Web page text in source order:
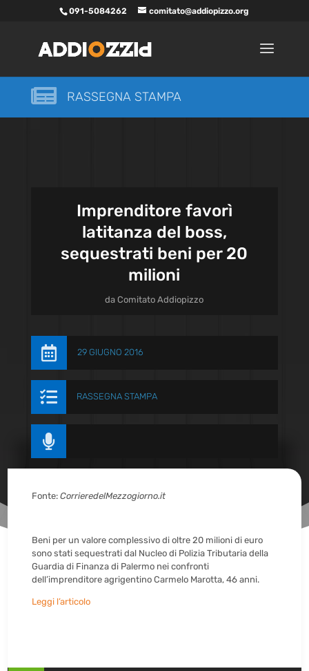
091-5084262 comitato@addiopizzo.org
 RASSEGNA STAMPA
Imprenditore favorì
latitanza del boss,
sequestrati beni per 20
milioni
daComitato Addiopizzo
 29 GIUGNO 2016
 RASSEGNA STAMPA

Fonte:CorrieredelMezzogiorno.it
Beni per un valore complessivo di oltre 20 milioni di euro
sono stati sequestrati dal Nucleo di Polizia Tributaria della
Guardia di Finanza di Palermo nei confronti
dell’imprenditore agrigentino Carmelo Marotta, 46 anni.
Leggi l’articolo